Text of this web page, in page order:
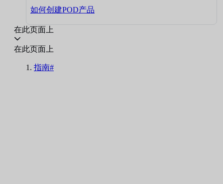
如何创建POD产品
在此页面上
在此页面上
指南#